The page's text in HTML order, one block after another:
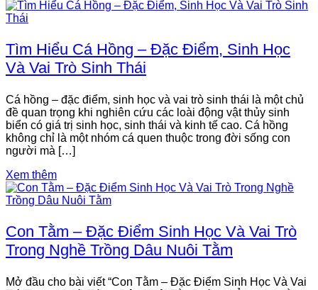
Tìm Hiểu Cá Hồng – Đặc Điểm, Sinh Học
Và Vai Trò Sinh Thái
Cá hồng – đặc điểm, sinh học và vai trò sinh thái là một chủ
đề quan trọng khi nghiên cứu các loài động vật thủy sinh
biển có giá trị sinh học, sinh thái và kinh tế cao. Cá hồng
không chỉ là một nhóm cá quen thuộc trong đời sống con
người mà […]
Xem thêm
Con Tằm – Đặc Điểm Sinh Học Và Vai Trò
Trong Nghề Trồng Dâu Nuôi Tằm
Mở đầu cho bài viết “Con Tằm – Đặc Điểm Sinh Học Và Vai